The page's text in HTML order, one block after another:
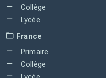
Collège
Lycée
France
Primaire
Collège